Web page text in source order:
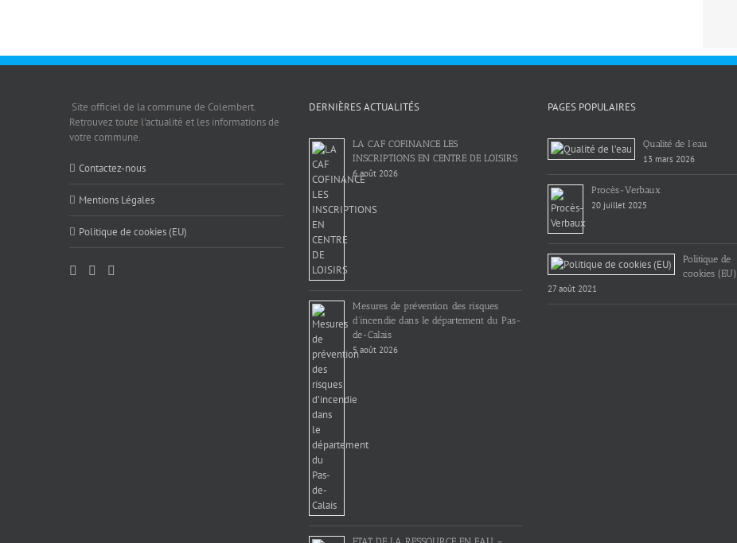
Site officiel de la commune de Colembert.
Retrouvez toute l'actualité et les informations de
votre commune.
Contactez-nous
Mentions Légales
Politique de cookies (EU)
DERNIÈRES ACTUALITÉS
LA CAF COFINANCE LES
INSCRIPTIONS EN CENTRE DE LOISIRS
6 août 2026
Mesures de prévention des risques
d’incendie dans le département du Pas-
de-Calais
5 août 2026
PAGES POPULAIRES
Qualité de l’eau
13 mars 2026
Procès-Verbaux
20 juillet 2025
Politique de
cookies (EU)
27 août 2021